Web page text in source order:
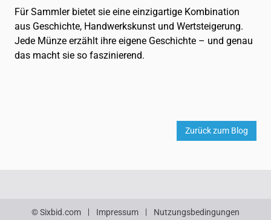
Für Sammler bietet sie eine einzigartige Kombination
aus Geschichte, Handwerkskunst und Wertsteigerung.
Jede Münze erzählt ihre eigene Geschichte – und genau
das macht sie so faszinierend.
Zurück zum Blog
© Sixbid.com Impressum
Nutzungsbedingungen